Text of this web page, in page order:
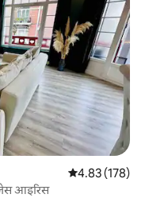
औसत रेटिंग 5 में से
4.83 (178)
आइरिस